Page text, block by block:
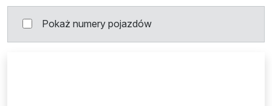
Pokaż numery pojazdów